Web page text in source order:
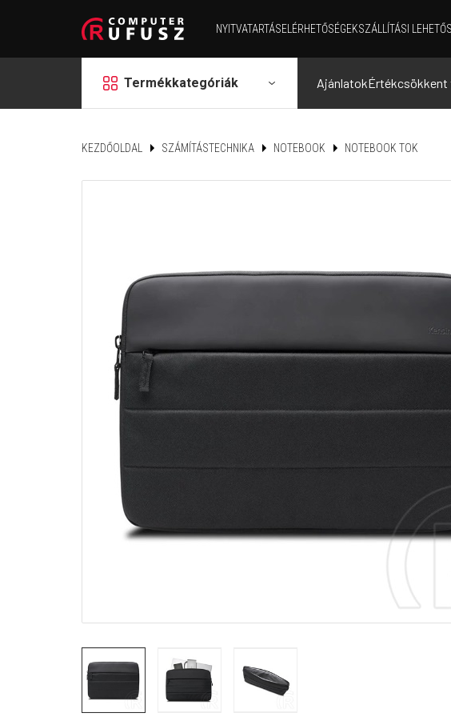
NYITVATARTÁSELÉRHETŐSÉGEKSZÁLLÍTÁSI
grid Termékkategóriák AjánlatokÉrtékcsökkent
KEZDŐOLDAL SZÁMÍTÁSTECHNIKA NOTEBOOK NOTEBOOK TOK